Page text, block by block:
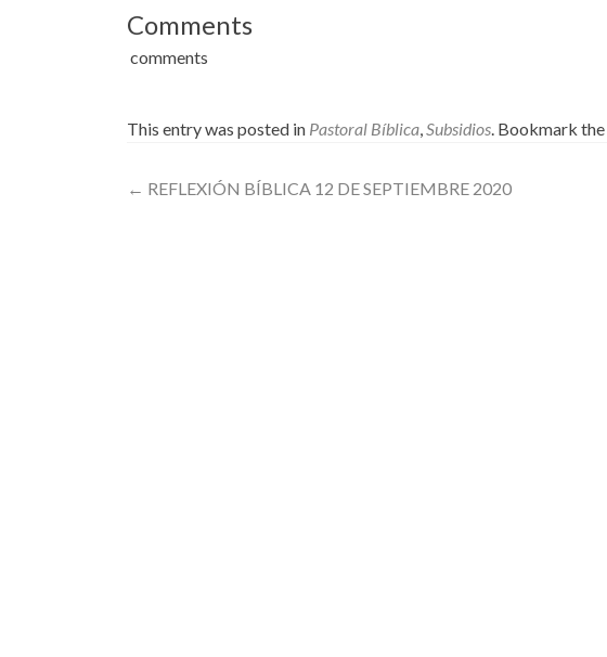
Comments
comments
This entry was posted in Pastoral Bíblica,Subsidios. Bookmark the
Post
← REFLEXIÓN BÍBLICA 12 DE SEPTIEMBRE 2020